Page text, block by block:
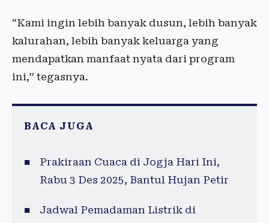
“Kami ingin lebih banyak dusun, lebih banyak
kalurahan, lebih banyak keluarga yang
mendapatkan manfaat nyata dari program
ini,” tegasnya.
BACA JUGA
Prakiraan Cuaca di Jogja Hari Ini,
Rabu 3 Des 2025, Bantul Hujan Petir
Jadwal Pemadaman Listrik di